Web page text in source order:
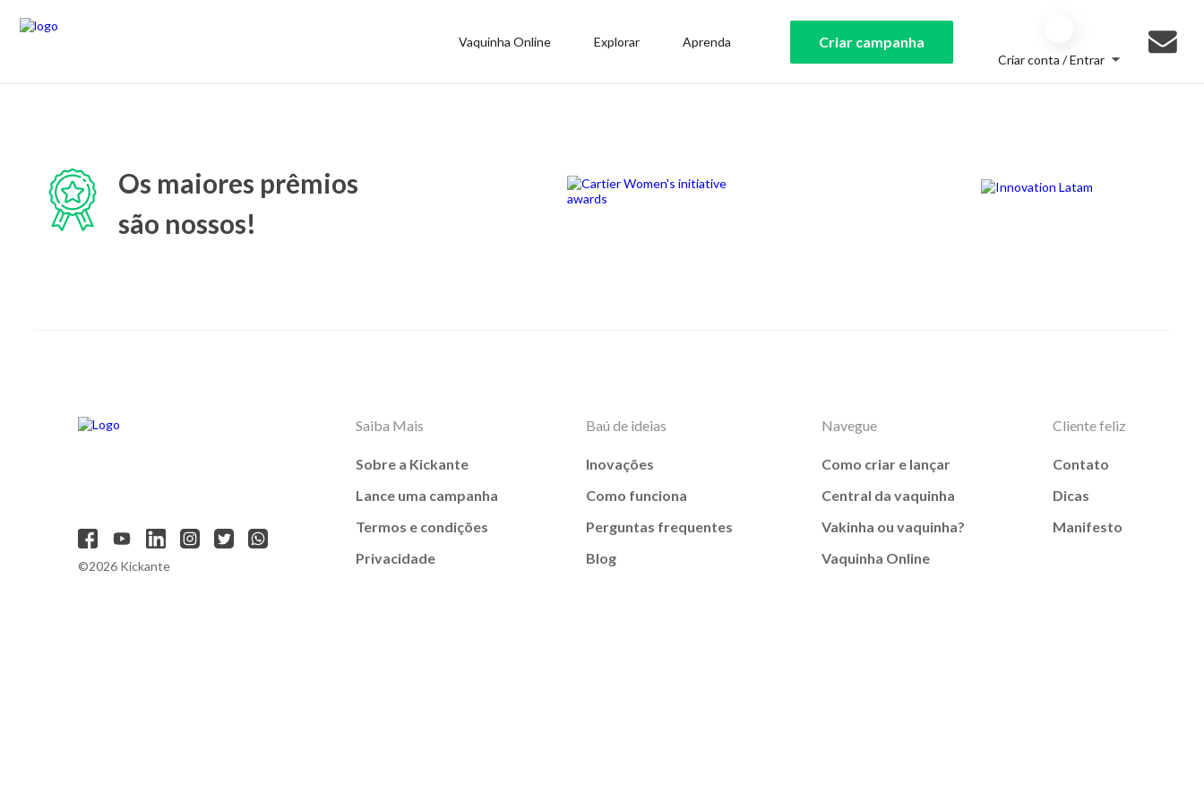
Vaquinha Online Explorar Aprenda Criar campanha
Criar conta / Entrar
Os maiores prêmios
são nossos!
©2026 Kickante
Saiba Mais
Sobre a Kickante
Lance uma campanha
Termos e condições
Privacidade
Baú de ideias
Inovações
Como funciona
Perguntas frequentes
Blog
Navegue
Como criar e lançar
Central da vaquinha
Vakinha ou vaquinha?
Vaquinha Online
Cliente feliz
Contato
Dicas
Manifesto